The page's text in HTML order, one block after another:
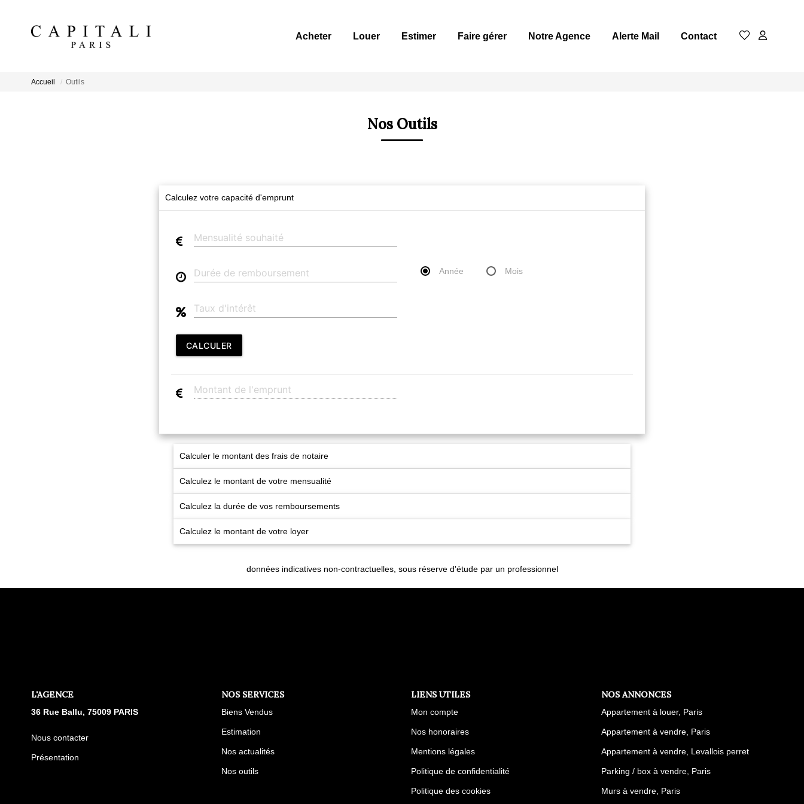
Acheter Louer Estimer Faire gérer Notre Agence Alerte Mail Contact
Accueil Outils
Nos Outils
Calculez votre capacité d'emprunt
Année Mois
CALCULER
Calculer le montant des frais de notaire
Calculez le montant de votre mensualité
Calculez la durée de vos remboursements
Calculez le montant de votre loyer
données indicatives non-contractuelles, sous réserve d'étude par un professionnel
L'AGENCE
36 Rue Ballu, 75009 PARIS
Nous contacter
Présentation
NOS SERVICES
Biens Vendus
Estimation
Nos actualités
Nos outils
LIENS UTILES
Mon compte
Nos honoraires
Mentions légales
Politique de confidentialité
Politique des cookies
NOS ANNONCES
Appartement à louer, Paris
Appartement à vendre, Paris
Appartement à vendre, Levallois perret
Parking / box à vendre, Paris
Murs à vendre, Paris